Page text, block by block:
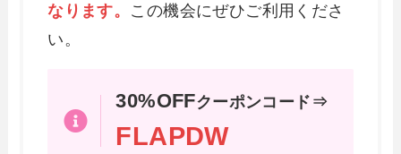
なります。 この機会にぜひご利用くださ
い。
30%OFFクーポンコード⇒
FLAPDW